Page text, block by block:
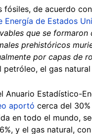
fósiles, de acuerdo
Energía de Estados
que se formaron
prehistóricos
por capas de
petróleo, el gas
Anuario Estadístico-
aportó cerca del
en todo el mundo,
y el gas natural,